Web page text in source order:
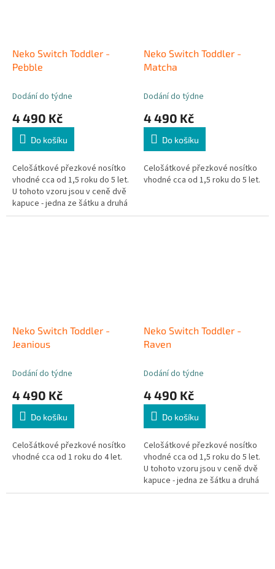
Neko Switch Toddler -
Pebble
Dodání do týdne
4 490 Kč
Do košíku
Celošátkové přezkové nosítko
vhodné cca od 1,5 roku do 5 let.
U tohoto vzoru jsou v ceně dvě
kapuce - jedna ze šátku a druhá
ze vzorované látky. Můžete je
Neko Switch Toddler -
Matcha
Dodání do týdne
4 490 Kč
Do košíku
Celošátkové přezkové nosítko
vhodné cca od 1,5 roku do 5 let.
Neko Switch Toddler -
Jeanious
Dodání do týdne
4 490 Kč
Do košíku
Celošátkové přezkové nosítko
vhodné cca od 1 roku do 4 let.
Neko Switch Toddler -
Raven
Dodání do týdne
4 490 Kč
Do košíku
Celošátkové přezkové nosítko
vhodné cca od 1,5 roku do 5 let.
U tohoto vzoru jsou v ceně dvě
kapuce - jedna ze šátku a druhá
ze vzorované látky. Můžete je